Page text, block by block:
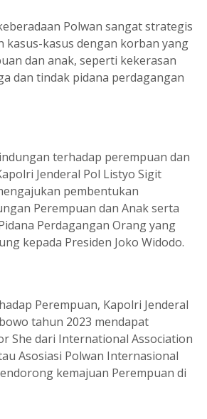
Polwan sangat strategis
kasus-kasus dengan korban yang
dan anak, seperti kekerasan
dan tindak pidana perdagangan
terhadap perempuan dan
Jenderal Pol Listyo Sigit
pembentukan
Perempuan dan Anak serta
Perdagangan Orang yang
kepada Presiden Joko Widodo.
Perempuan, Kapolri Jenderal
tahun 2023 mendapat
She dari International Association
Asosiasi Polwan Internasional
kemajuan Perempuan di